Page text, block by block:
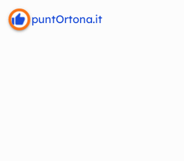
puntOrtona.it